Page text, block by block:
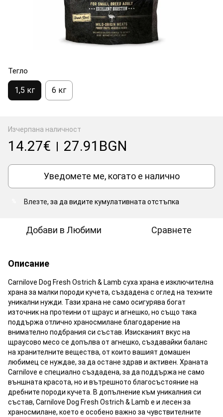
Тегло
1,5 кг 6 кг
Изчерпана наличност
14.27€ | 27.91BGN
Уведомете ме, когато е налично
Влезте, за да видите кумулативната отстъпка
Добави в Любими Сравнете
Описание
Carnilove Dog Fresh Ostrich & Lamb суха храна е изключителна
храна за малки породи кучета, създадена с оглед на техните
уникални нужди. Тази храна не само осигурява богат
източник на протеини от щраус и агнешко, но също така
поддържа отлично храносмилане благодарение на
внимателно подбрания си състав. Изисканият вкус на
щраусово месо се допълва от агнешко, създавайки баланс
на хранителните вещества, от които вашият домашен
любимец се нуждае, за да остане здрав и активен. Храната
Carnilove е специално създадена, за да поддържа не само
външната красота, но и вътрешното благосъстояние на
дребните породи кучета. В допълнение към уникалния си
състав, Carnilove Dog Fresh Ostrich & Lamb е и лесен за
храносмилане, което е особено важно за чувствителните